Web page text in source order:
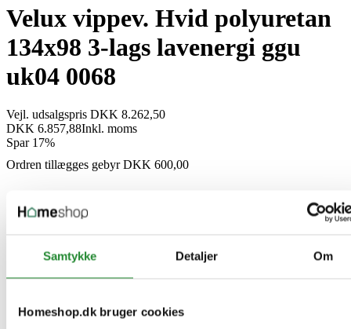
Samtykke Detaljer Om
Homeshop.dk bruger cookies
Velux vippev. Hvid polyuretan
134x98 3-lags lavenergi ggu
uk04 0068
Vejl. udsalgspris DKK 8.262,50
DKK 6.857,88Inkl. moms
Spar 17%
Ordren tillægges gebyr DKK 600,00